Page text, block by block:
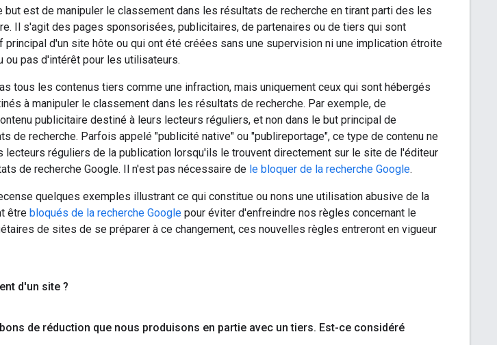
but est de manipuler le classement dans les résultats de recherche en tirant parti des les
Il s'agit des pages sponsorisées, publicitaires, de partenaires ou de tiers qui sont
principal d'un site hôte ou qui ont été créées sans une supervision ni une implication étroite
ou pas d'intérêt pour les utilisateurs.
tous les contenus tiers comme une infraction, mais uniquement ceux qui sont hébergés
à manipuler le classement dans les résultats de recherche. Par exemple, de
publicitaire destiné à leurs lecteurs réguliers, et non dans le but principal de
de recherche. Parfois appelé "publicité native" ou "publireportage", ce type de contenu ne
lecteurs réguliers de la publication lorsqu'ils le trouvent directement sur le site de l'éditeur
de recherche Google. Il n'est pas nécessaire de le bloquer de la recherche Google.
quelques exemples illustrant ce qui constitue ou nons une utilisation abusive de la
être bloqués de la recherche Google pour éviter d'enfreindre nos règles concernant le
de sites de se préparer à ce changement, ces nouvelles règles entreront en vigueur
d'un site ?
de réduction que nous produisons en partie avec un tiers. Est-ce considéré